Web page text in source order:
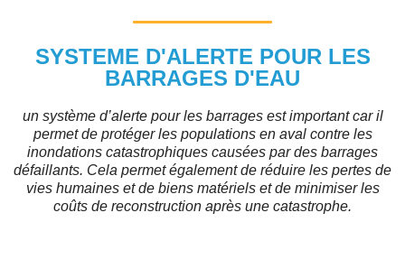
SYSTEME D'ALERTE POUR LES
BARRAGES D'EAU
un système d’alerte pour les barrages est important car il
permet de protéger les populations en aval contre les
inondations catastrophiques causées par des barrages
défaillants. Cela permet également de réduire les pertes de
vies humaines et de biens matériels et de minimiser les
coûts de reconstruction après une catastrophe.